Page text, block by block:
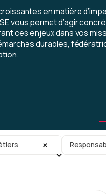
en matière
vous permet d’agir
ces enjeux dans vos
durables,
× Sous-